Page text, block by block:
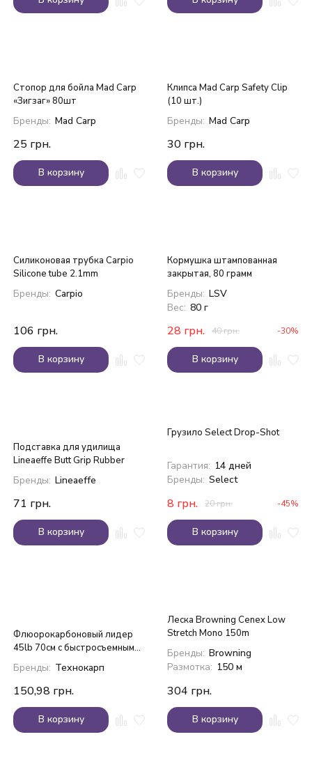
Стопор для бойла Mad Carp
«Зигзаг» 80шт
Бренды: Mad Carp
25 грн.
В корзину
Клипса Mad Carp Safety Clip
(10 шт.)
Бренды: Mad Carp
30 грн.
В корзину
Силиконовая трубка Carpio
Silicone tube 2.1mm
Бренды: Carpio
106 грн.
В корзину
Кормушка штампованная
закрытая, 80 грамм
Бренды: LSV
Вес: 80 г
28 грн. 40грн. -30%
В корзину
Подставка для удилища
Lineaeffe Butt Grip Rubber
Бренды: Lineaeffe
71 грн.
В корзину
Грузило Select Drop-Shot
Гарантия: 14 дней
Бренды: Select
8 грн. 20грн. -45%
В корзину
Флюорокарбоновый лидер
45lb 70см с быстросъемным
вертлюгом №4
Бренды: Технокарп
150,98 грн.
В корзину
Леска Browning Cenex Low
Stretch Mono 150m
Бренды: Browning
Размотка: 150 м
304 грн.
В корзину